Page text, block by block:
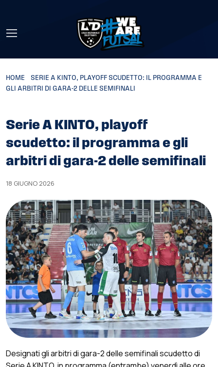
HOME
SERIE A KINTO, PLAYOFF SCUDETTO: IL PROGRAMMA E
GLI ARBITRI DI GARA-2 DELLE SEMIFINALI
Serie A KINTO, playoff
scudetto: il programma e gli
arbitri di gara-2 delle semifinali
18 GIUGNO 2026
Designati gli arbitri di gara-2 delle semifinali scudetto di